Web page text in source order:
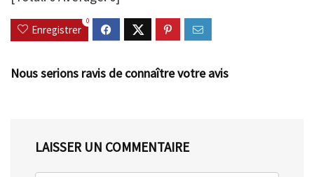
Enregistrer
0
Nous serions ravis de connaître votre avis
LAISSER UN COMMENTAIRE